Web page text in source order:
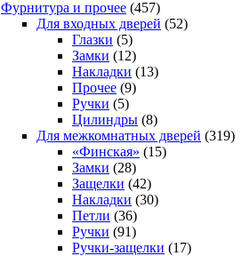
Фурнитура и прочее (457)
Для входных дверей (52)
Глазки (5)
Замки (12)
Накладки (13)
Прочее (9)
Ручки (5)
Цилиндры (8)
Для межкомнатных дверей (319)
«Финская» (15)
Замки (28)
Защелки (42)
Накладки (30)
Петли (36)
Ручки (91)
Ручки-защелки (17)